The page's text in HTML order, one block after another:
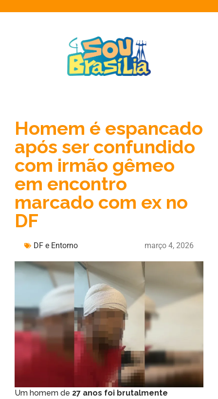
Homem é espancado
após ser confundido
com irmão gêmeo
em encontro
marcado com ex no
DF
DF e Entorno março 4, 2026
Um homem de 27 anos foi brutalmente